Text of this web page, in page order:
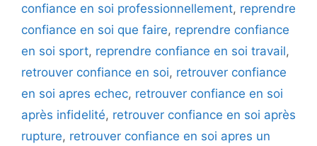
confiance en soi professionnellement, reprendre
confiance en soi que faire, reprendre confiance
en soi sport, reprendre confiance en soi travail,
retrouver confiance en soi, retrouver confiance
en soi apres echec, retrouver confiance en soi
après infidelité, retrouver confiance en soi après
rupture, retrouver confiance en soi apres un